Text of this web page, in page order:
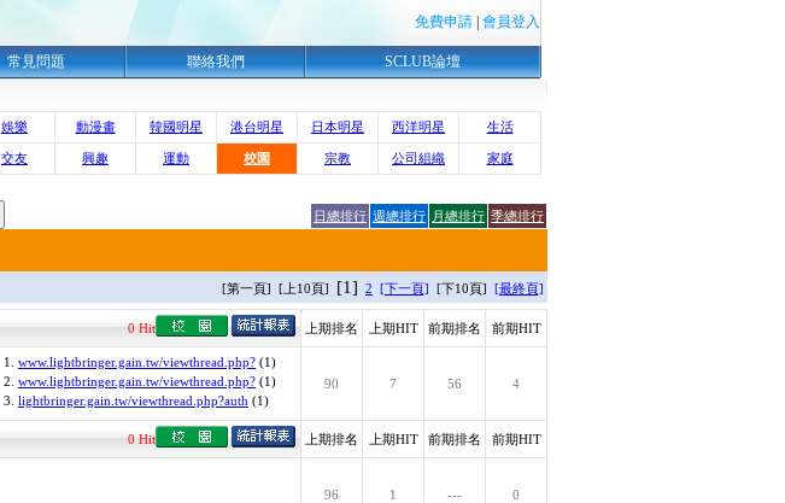
免費申請 會員登入
常見問題 聯絡我們 SCLUB論壇
娛樂 動漫畫 韓國明星 港台明星 日本明星 西洋明星 生活
交友 興趣 運動 校園 宗教 公司組織 家庭
日總排行 週總排行 月總排行 季總排行
[第一頁] [上10頁] [1] 2 [下一頁] [下10頁] [最終頁]
0 Hit 上期排名 上期HIT 前期排名 前期HIT
1. www.lightbringer.gain.tw/viewthread.php? (1)
2. www.lightbringer.gain.tw/viewthread.php? (1)
3. lightbringer.gain.tw/viewthread.php?auth (1)
90 7 56 4
0 Hit 上期排名 上期HIT 前期排名 前期HIT
96 1 --- 0